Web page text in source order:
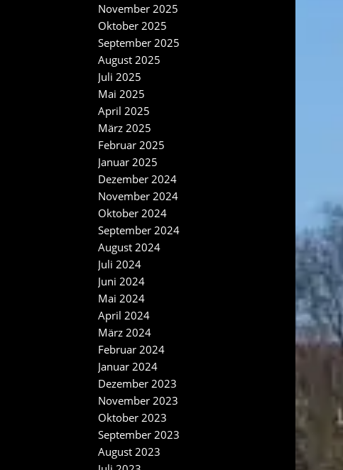
November 2025
Oktober 2025
September 2025
August 2025
Juli 2025
Mai 2025
April 2025
März 2025
Februar 2025
Januar 2025
Dezember 2024
November 2024
Oktober 2024
September 2024
August 2024
Juli 2024
Juni 2024
Mai 2024
April 2024
März 2024
Februar 2024
Januar 2024
Dezember 2023
November 2023
Oktober 2023
September 2023
August 2023